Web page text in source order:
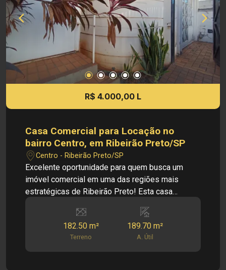
R$ 4.000,00 L
Casa Comercial para Locação no
bairro Centro, em Ribeirão Preto/SP
Centro - Ribeirão Preto/SP
Excelente oportunidade para quem busca um
imóvel comercial em uma das regiões mais
estratégicas de Ribeirão Preto! Esta casa
oferecendo uma estrutura funcional e ambientes
bem distribuídos, ideais para escritórios,
consultórios, clínicas, empresas e diversos
segmentos comerciais. O imóvel proporciona
182.50 m²
Terreno
189.70 m²
A. Útil